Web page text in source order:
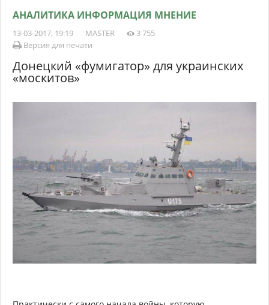
АНАЛИТИКА ИНФОРМАЦИЯ МНЕНИЕ
13-03-2017, 19:19 MASTER
3 755
Версия для печати
Донецкий «фумигатор» для украинских
«москитов»